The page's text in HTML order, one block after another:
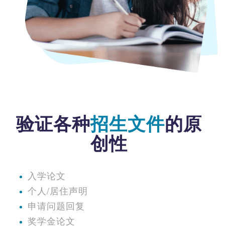
验证各种招生文件的原
创性
入学论文
个人/居住声明
申请问题回复
奖学金论文